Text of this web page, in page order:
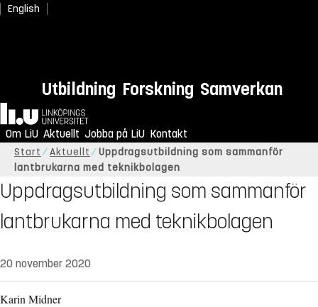
English
Utbildning Forskning Samverkan
Hem
Om LiU Aktuellt Jobba på LiU Kontakt
Start Aktuellt
Uppdragsutbildning som sammanför
lantbrukarna med teknikbolagen
Uppdragsutbildning som sammanför
lantbrukarna med teknikbolagen
20 november 2020
Karin Midner